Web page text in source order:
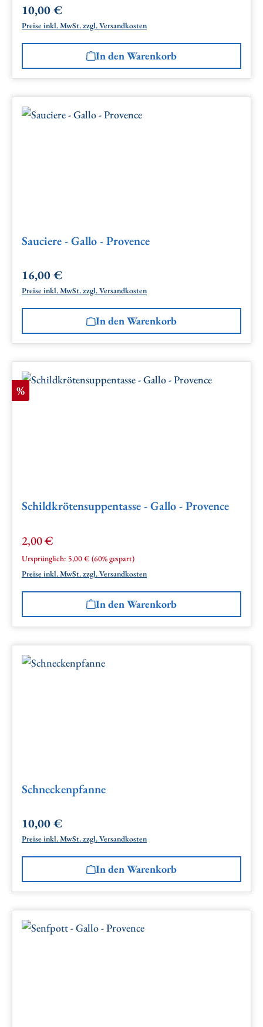
Regulärer Preis:
10,00 €
Preise inkl. MwSt. zzgl. Versandkosten
In den Warenkorb
Sauciere - Gallo - Provence
Regulärer Preis:
16,00 €
Preise inkl. MwSt. zzgl. Versandkosten
In den Warenkorb
Rabatt
%
Schildkrötensuppentasse - Gallo - Provence
Verkaufspreis:
2,00 €
Ursprünglich: Regulärer Preis:
5,00 €(60% gespart)
Preise inkl. MwSt. zzgl. Versandkosten
In den Warenkorb
Schneckenpfanne
Regulärer Preis:
10,00 €
Preise inkl. MwSt. zzgl. Versandkosten
In den Warenkorb